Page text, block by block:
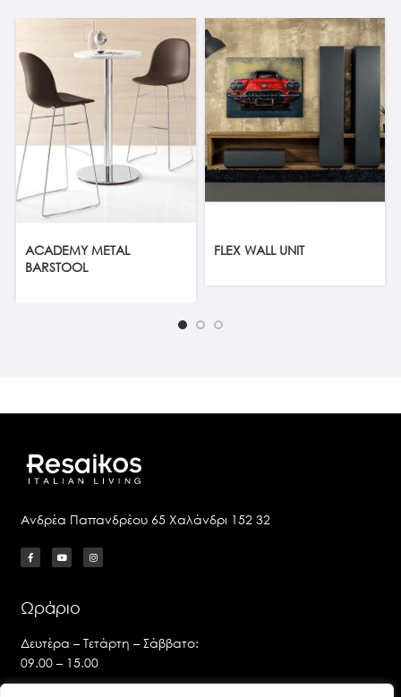
ACADEMY METAL
BARSTOOL
FLEX WALL UNIT
Ανδρέα Παπανδρέου 65 Χαλάνδρι 152 32
Ωράριο
Δευτέρα – Τετάρτη – Σάββατο:
09.00 – 15.00